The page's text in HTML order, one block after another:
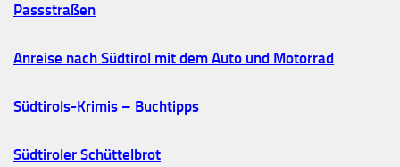
Passstraßen
Anreise nach Südtirol mit dem Auto und Motorrad
Südtirols-Krimis – Buchtipps
Südtiroler Schüttelbrot